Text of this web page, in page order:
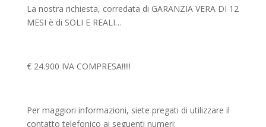
La nostra richiesta, corredata di GARANZIA VERA DI 12
MESI è di SOLI E REALI…
€ 24.900 IVA COMPRESA!!!!!
Per maggiori informazioni, siete pregati di utilizzare il
contatto telefonico ai seguenti numeri: